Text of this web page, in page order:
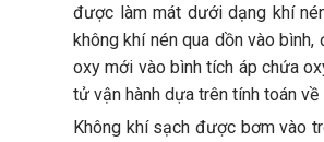
được làm mát dưới dạng khí
không khí nén qua dồn vào
oxy mới vào bình tích áp chứa
tử vận hành dựa trên tính toán
Không khí sạch được bơm vào